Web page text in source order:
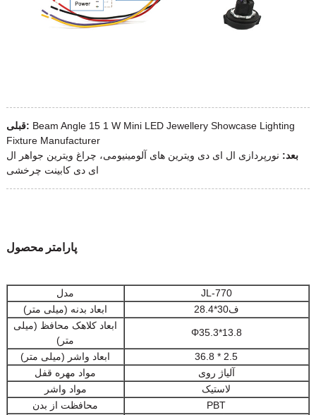
قبلی: Beam Angle 15 1 W Mini LED Jewellery Showcase Lighting
Fixture Manufacturer
بعد: نورپردازی ال ای دی ویترین های آلومینیومی، چراغ ویترین جواهر ال
ای دی کابینت چرخشی
پارامتر محصول
مدل
JL-770
ابعاد بدنه (میلی متر)
ف30*28.4
ابعاد کلاهک محافظ (میلی
متر)
Φ35.3*13.8
ابعاد واشر (میلی متر)
36.8 * 2.5
مواد مهره قفل
آلیاژ روی
مواد واشر
لاستیک
محافظت از بدن
PBT